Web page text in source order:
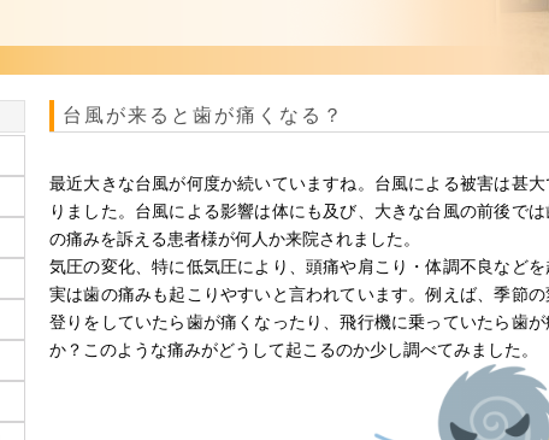
台風が来ると歯が痛くなる？
最近大きな台風が何度か続いていますね。台風による被害は甚
りました。台風による影響は体にも及び、大きな台風の前後で
の痛みを訴える患者様が何人か来院されました。
気圧の変化、特に低気圧により、頭痛や肩こり・体調不良など
実は歯の痛みも起こりやすいと言われています。例えば、季節
登りをしていたら歯が痛くなったり、飛行機に乗っていたら歯
か？このような痛みがどうして起こるのか少し調べてみました。